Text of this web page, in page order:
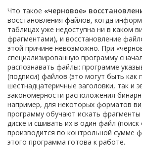
Что такое «черновое»
восстановления файлов, когда
таблицах уже недоступна ни в каком
фрагментами), и восстановление
этой причине невозможно. При
специализированную программу
распознавать файлы: программе
(подписи) файлов (это могут быть как
шестнадцатеричные заголовки, так и
закономерности расположения
например, для некоторых форматов
программу обучают искать
диске и сшивать их в один файл
производится по контрольной сумме
этого программа готова к работе.